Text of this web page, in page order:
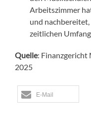
Arbeitszimmer
und
zeitlichen
Quelle: Finanzgericht
2025
E-Mail